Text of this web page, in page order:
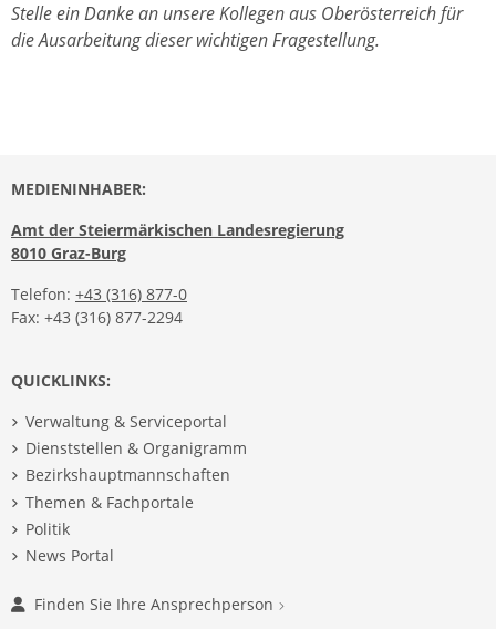
Stelle ein Danke an unsere Kollegen aus Oberösterreich für
die Ausarbeitung dieser wichtigen Fragestellung.
MEDIENINHABER:
Amt der Steiermärkischen Landesregierung
8010 Graz-Burg
Telefon: +43 (316) 877-0
Fax: +43 (316) 877-2294
QUICKLINKS:
Verwaltung & Serviceportal
Dienststellen & Organigramm
Bezirkshauptmannschaften
Themen & Fachportale
Politik
News Portal
Finden Sie Ihre Ansprechperson